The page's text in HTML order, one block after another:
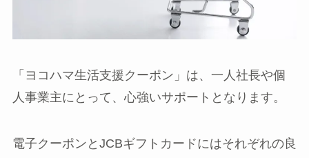
「ヨコハマ生活支援クーポン」は、一人社長や個
人事業主にとって、心強いサポートとなります。
電子クーポンとJCBギフトカードにはそれぞれの良